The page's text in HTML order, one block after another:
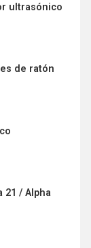
ultrasónico
de ratón
21 / Alpha